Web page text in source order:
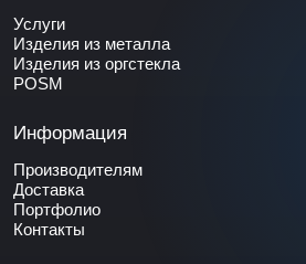
Услуги
Изделия из металла
Изделия из оргстекла
POSM
Информация
Производителям
Доставка
Портфолио
Контакты